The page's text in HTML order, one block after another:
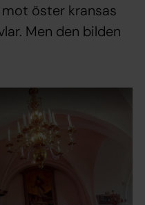
öster kransas
Men den bilden